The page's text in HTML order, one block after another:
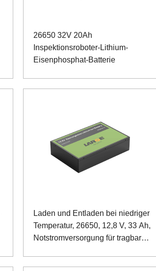
26650 32V 20Ah
Inspektionsroboter-Lithium-
Eisenphosphat-Batterie
Laden und Entladen bei niedriger
Temperatur, 26650, 12,8 V, 33 Ah,
Notstromversorgung für tragbare